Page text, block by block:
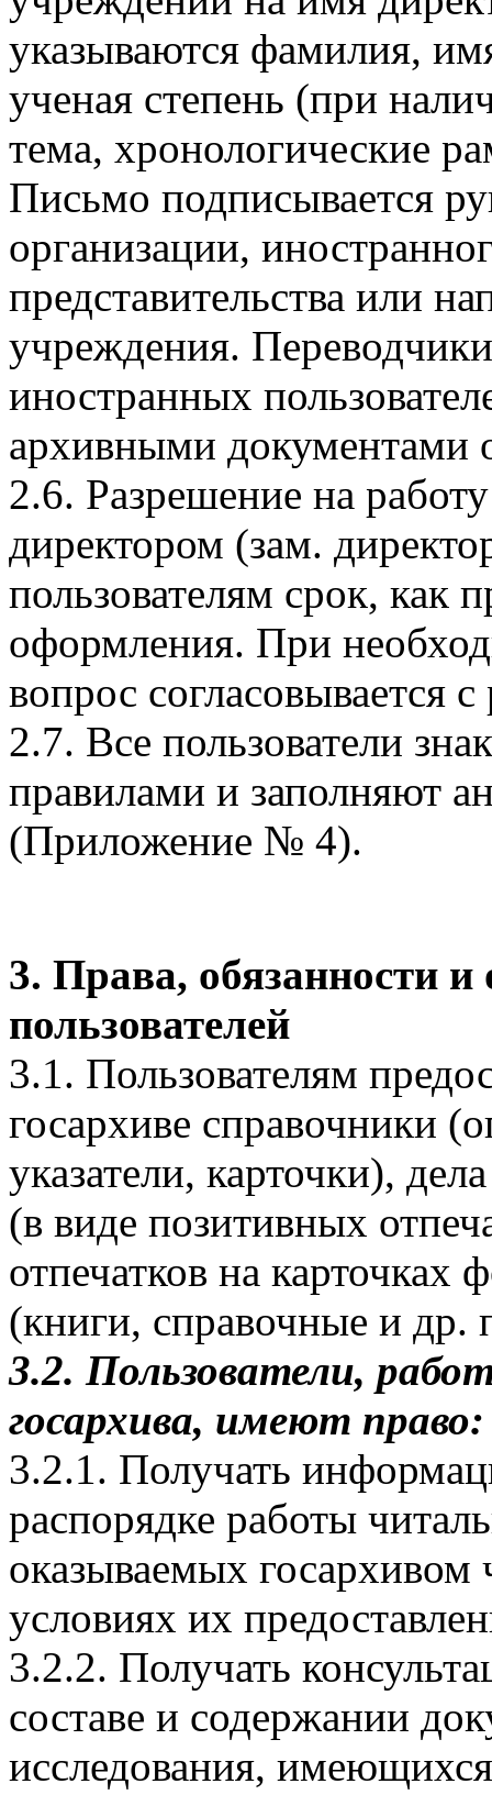
указываются фамилия,
ученая степень (при
тема, хронологические
Письмо подписывается
организации,
представительства или
учреждения.
иностранных
архивными документами
2.6. Разрешение на
директором (зам.
пользователям срок, как
оформления. При
вопрос согласовывается
2.7. Все пользователи
правилами и заполняют
(Приложение № 4).
3. Права, обязанности и
пользователей
3.1. Пользователям
госархиве справочники
указатели, карточки),
(в виде позитивных
отпечатков на
(книги, справочные и др.
3.2. Пользователи,
госархива, имеют право:
3.2.1. Получать
распорядке работы
оказываемых госархивом
условиях их
3.2.2. Получать
составе и содержании
исследования,